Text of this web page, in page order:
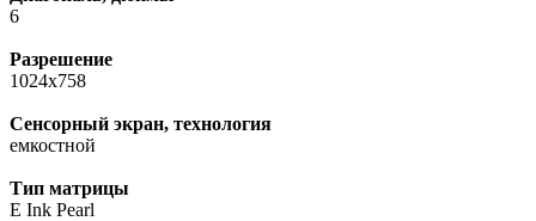
6
Разрешение
1024x758
Сенсорный экран, технология
емкостной
Тип матрицы
E Ink Pearl